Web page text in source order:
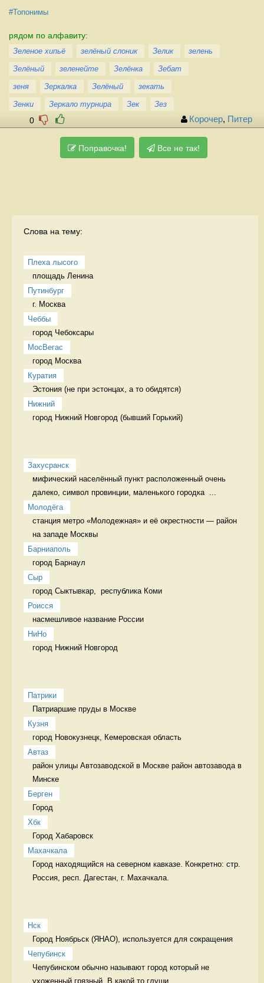
#Топонимы
рядом по алфавиту:
Зеленое хипьё зелёный слоник Зелик
зелень
Зелёный
зеленейте Зелёнка
Зебат
зеня
Зеркалка Зелёный
зекать
Зенки
Зеркало турнира Зек Зез
0 Корочер, Питер
Поправочка! Все не так!
Слова на тему:
Плеха лысого
площадь Ленина
Путинбург
г. Москва
Чеббы
город Чебоксары
МосВегас
город Москва
Куратия
Эстония (не при эстонцах, а то обидятся)
Нижний
город Нижний Новгород (бывший Горький)
Захусранск
мифический населённый пункт расположенный очень
далеко, символ провинции, маленького городка  ...
Молодёга
станция метро «Молодежная» и её окрестности — район
на западе Москвы
Барниаполь
город Барнаул
Сыр
город Сыктывкар,  республика Коми
Роисся
насмешливое название России
НиНо
город Нижний Новгород
Патрики
Патриаршие пруды в Москве
Кузня
город Новокузнецк, Кемеровская область
Автаз
район улицы Автозаводской в Москве район автозавода в
Минске
Берген
Город
Хбк
Город Хабаровск
Махачкала
Город находящийся на северном кавказе. Конкретно: стр.
Россия, респ. Дагестан, г. Махачкала.
Нск
Город Ноябрьск (ЯНАО), используется для сокращения
Чепубинск
Чепубинском обычно называют город который не
ухоженный грязный. В какой то глуши